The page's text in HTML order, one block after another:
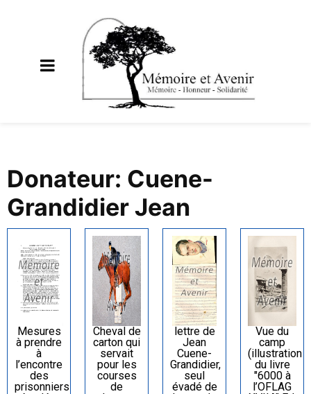
Donateur: Cuene-
Grandidier Jean
Mesures
à prendre
à
l’encontre
des
prisonniers
Cheval de
carton qui
servait
pour les
courses
de
lettre de
Jean
Cuene-
Grandidier,
seul
évadé de
Vue du
camp
(illustration
du livre
"6000 à
l’OFLAG